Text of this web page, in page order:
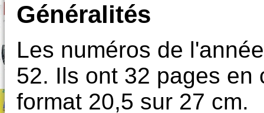
Généralités
Les numéros de
52. Ils ont 32 pages en
format 20,5 sur 27 cm.